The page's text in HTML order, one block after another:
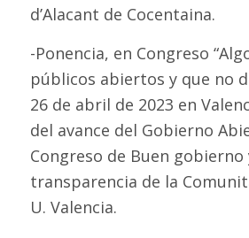
d’Alacant de Cocentaina.
-Ponencia, en Congreso
públicos abiertos y que no
26 de abril de 2023 en
del avance del Gobierno
Congreso de Buen gobierno
transparencia de la
U. Valencia.